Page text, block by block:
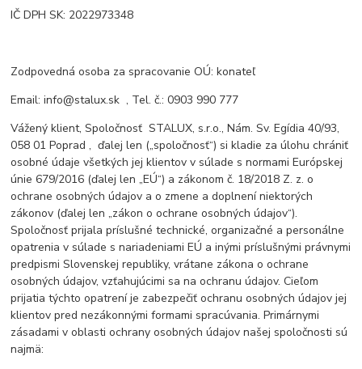
IČ DPH SK: 2022973348
Zodpovedná osoba za spracovanie OÚ: konateľ
Email: info@stalux.sk , Tel. č.: 0903 990 777
Vážený klient, Spoločnosť STALUX, s.r.o., Nám. Sv. Egídia 40/93,
058 01 Poprad , ďalej len („spoločnosť“) si kladie za úlohu chrániť
osobné údaje všetkých jej klientov v súlade s normami Európskej
únie 679/2016 (ďalej len „EÚ“) a zákonom č. 18/2018 Z. z. o
ochrane osobných údajov a o zmene a doplnení niektorých
zákonov (ďalej len „zákon o ochrane osobných údajov“).
Spoločnosť prijala príslušné technické, organizačné a personálne
opatrenia v súlade s nariadeniami EÚ a inými príslušnými právnymi
predpismi Slovenskej republiky, vrátane zákona o ochrane
osobných údajov, vzťahujúcimi sa na ochranu údajov. Cieľom
prijatia týchto opatrení je zabezpečiť ochranu osobných údajov jej
klientov pred nezákonnými formami spracúvania. Primárnymi
zásadami v oblasti ochrany osobných údajov našej spoločnosti sú
najmä: